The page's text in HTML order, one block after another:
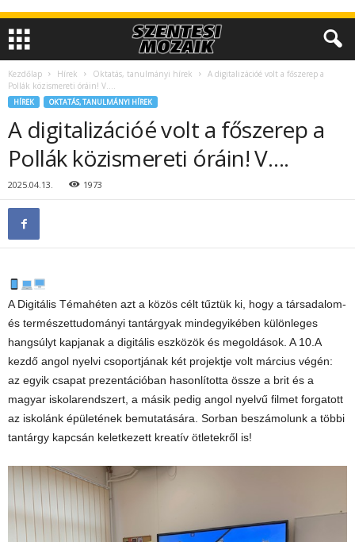
Kezdőlap Hírek Oktatás, tanulmányi hírek
A digitalizációé volt a főszerep a
Pollák közismereti óráin! V….
HÍREK OKTATÁS, TANULMÁNYI HÍREK
A digitalizációé volt a főszerep a
Pollák közismereti óráin! V….
2025.04.13. 1973
A Digitális Témahéten azt a közös célt tűztük ki, hogy a társadalom-
és természettudományi tantárgyak mindegyikében különleges
hangsúlyt kapjanak a digitális eszközök és megoldások. A 10.A
kezdő angol nyelvi csoportjának két projektje volt március végén:
az egyik csapat prezentációban hasonlította össze a brit és a
magyar iskolarendszert, a másik pedig angol nyelvű filmet forgatott
az iskolánk épületének bemutatására. Sorban beszámolunk a többi
tantárgy kapcsán keletkezett kreatív ötletekről is!